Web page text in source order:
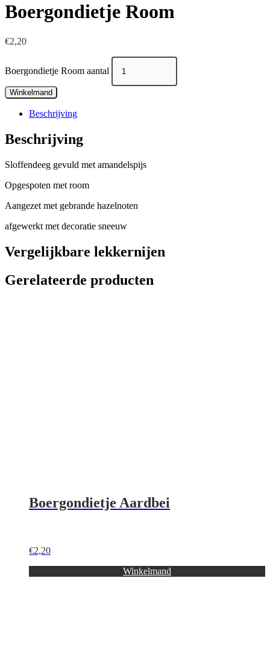
Boergondietje Room
€2,20
Boergondietje Room aantal
Winkelmand
Beschrijving
Beschrijving
Sloffendeeg gevuld met amandelspijs
Opgespoten met room
Aangezet met gebrande hazelnoten
afgewerkt met decoratie sneeuw
Vergelijkbare lekkernijen
Gerelateerde producten
Boergondietje Aardbei
€2,20
Winkelmand